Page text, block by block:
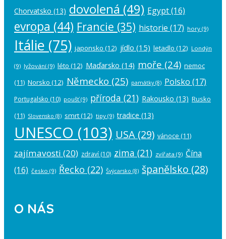
Chorvatsko (13) dovolená (49) Egypt(16)
evropa (44) Francie (35) historie (17) hory (9)
Itálie (75) japonsko (12) jídlo (15) letadlo (12) Londýn
(9) lyžování (9) léto (12) Maďarsko (14) moře (24) nemoc
(11) Norsko (12) Německo (25) památky(8) Polsko (17)
Portugalsko (10) poušť(9) příroda (21) Rakousko (13) Rusko
(11) Slovensko (8) smrt(12) tipy (9) tradice (13)
UNESCO (103) USA (29) vánoce (11)
zajímavosti (20) zdraví (10) zima (21) zvířata (9) Čína
(16) česko (9) Řecko (22) Švýcarsko (8) španělsko (28)
O NÁS